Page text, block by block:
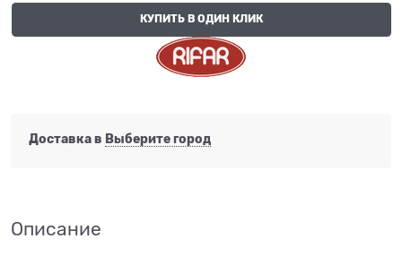
КУПИТЬ В ОДИН КЛИК
Доставка в Выберите город
Описание